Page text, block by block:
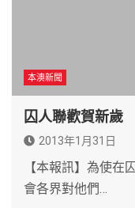
本澳新聞
囚人聯歡賀新歲
2013年1月31日
【本報訊】為使在
會各界對他們…